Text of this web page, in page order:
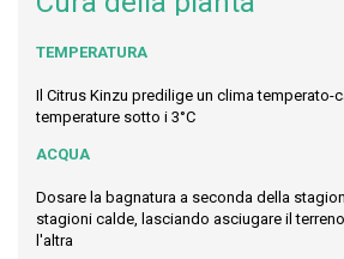
TEMPERATURA
Il Citrus Kinzu predilige un clima
temperature sotto i 3°C
ACQUA
Dosare la bagnatura a seconda della
stagioni calde, lasciando asciugare il
l'altra